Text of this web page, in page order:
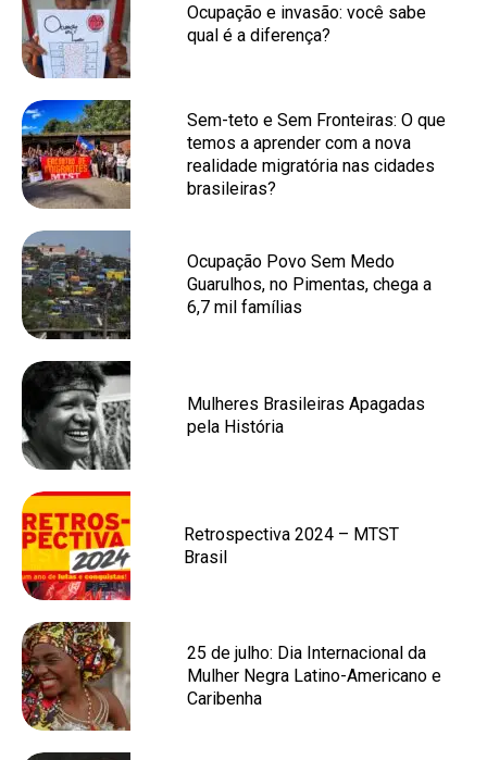
Ocupação e invasão: você sabe
qual é a diferença?
Sem-teto e Sem Fronteiras: O que
temos a aprender com a nova
realidade migratória nas cidades
brasileiras?
Ocupação Povo Sem Medo
Guarulhos, no Pimentas, chega a
6,7 mil famílias
Mulheres Brasileiras Apagadas
pela História
Retrospectiva 2024 – MTST
Brasil
25 de julho: Dia Internacional da
Mulher Negra Latino-Americano e
Caribenha